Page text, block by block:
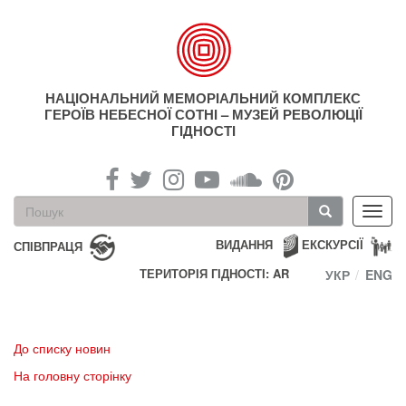
НАЦІОНАЛЬНИЙ МЕМОРІАЛЬНИЙ КОМПЛЕКС
ГЕРОЇВ НЕБЕСНОЇ СОТНІ – МУЗЕЙ РЕВОЛЮЦІЇ
ГІДНОСТІ
Пошукова
форма
Пошук
СПІВПРАЦЯ ЕКСКУРСІЇ
ВИДАННЯ
ТЕРИТОРІЯ ГІДНОСТІ: AR
УКР ENG
До списку новин
На головну сторінку